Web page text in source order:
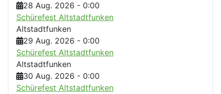
28 Aug. 2026 - 0:00
Schürefest Altstadtfunken
Altstadtfunken
29 Aug. 2026 - 0:00
Schürefest Altstadtfunken
Altstadtfunken
30 Aug. 2026 - 0:00
Schürefest Altstadtfunken